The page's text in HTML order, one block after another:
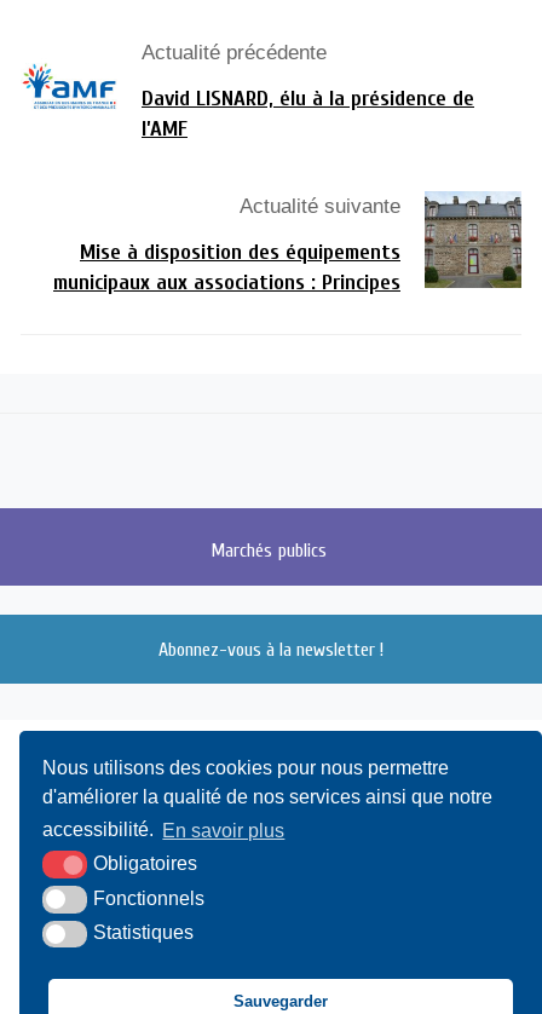
Nous utilisons des cookies pour nous permettre
d'améliorer la qualité de nos services ainsi que notre
accessibilité. En savoir plus
Obligatoires
Fonctionnels
Statistiques
Sauvegarder
Actualité précédente
David LISNARD, élu à la présidence de
l’AMF
Actualité suivante
Mise à disposition des équipements
municipaux aux associations : Principes
Marchés publics
Abonnez-vous à la newsletter !
UAMC- 4, Bis Avenue du Canada - 14000 CAEN
02 31 15 55 10